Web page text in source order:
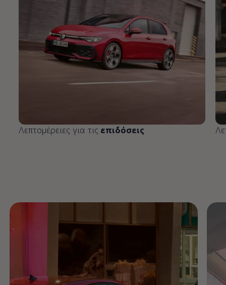
Λεπτομέρειες για τις επιδόσεις
Enable fullscreen mode